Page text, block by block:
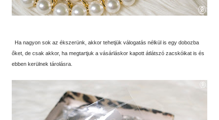
Ha nagyon sok az ékszerünk, akkor tehetjük válogatás nélkül is egy dobozba
őket, de csak akkor, ha megtartjuk a vásárláskor kapott átlátszó zacskóikat is és
ebben kerülnek tárolásra.